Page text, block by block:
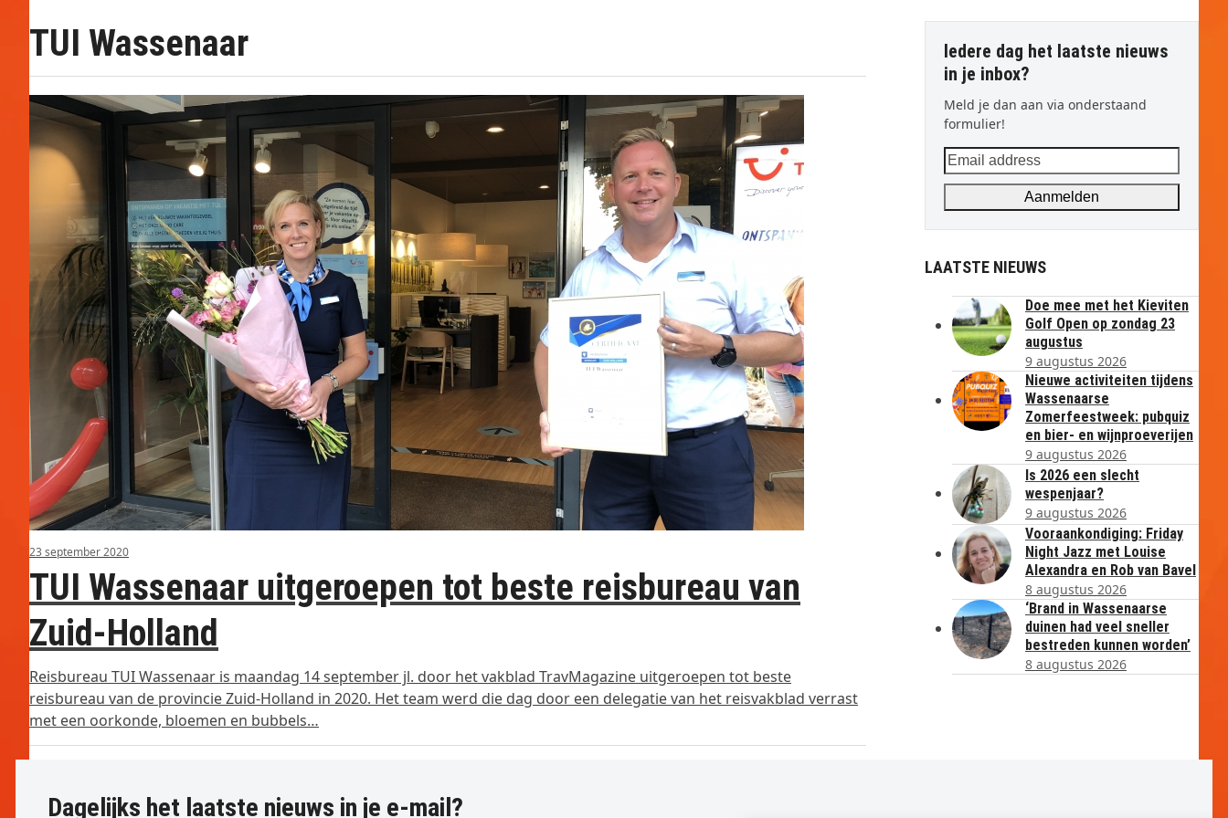
TUI Wassenaar
23 september 2020
TUI Wassenaar uitgeroepen tot beste reisbureau van
Zuid-Holland
Reisbureau TUI Wassenaar is maandag 14 september jl. door het vakblad TravMagazine uitgeroepen tot beste
reisbureau van de provincie Zuid-Holland in 2020. Het team werd die dag door een delegatie van het reisvakblad verrast
met een oorkonde, bloemen en bubbels…
Iedere dag het laatste nieuws
in je inbox?
Meld je dan aan via onderstaand
formulier!
Email
address
Aanmelden
LAATSTE NIEUWS
Doe mee met het Kieviten
Golf Open op zondag 23
augustus
9 augustus 2026
Nieuwe activiteiten tijdens
Wassenaarse
Zomerfeestweek: pubquiz
en bier- en wijnproeverijen
9 augustus 2026
Is 2026 een slecht
wespenjaar?
9 augustus 2026
Vooraankondiging: Friday
Night Jazz met Louise
Alexandra en Rob van Bavel
8 augustus 2026
‘Brand in Wassenaarse
duinen had veel sneller
bestreden kunnen worden’
8 augustus 2026
Dagelijks het laatste nieuws in je e-mail?